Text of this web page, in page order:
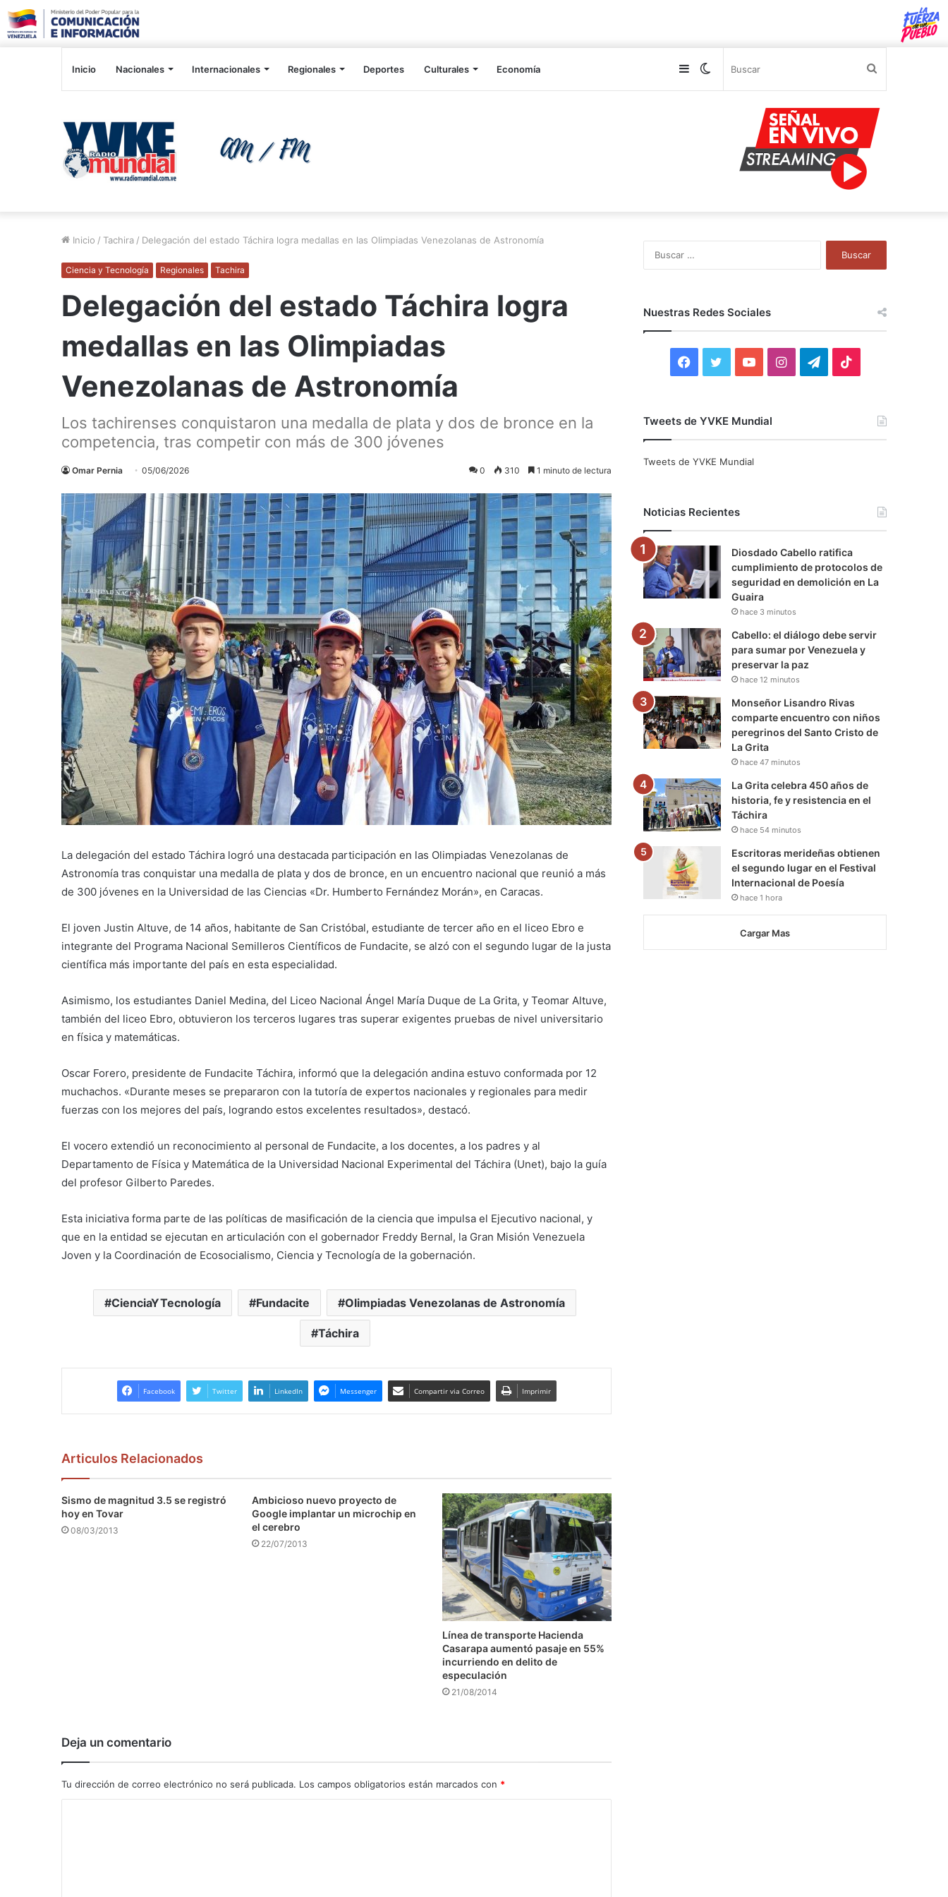
Inicio Nacionales Internacionales Regionales Deportes Culturales Economía Switch
Sidebar
Inicio / Tachira / Delegación del estado Táchira logra medallas en las Olimpiadas Venezolanas de Astronomía
Ciencia y Tecnología Regionales Tachira
Delegación del estado Táchira logra
medallas en las Olimpiadas
Venezolanas de Astronomía
Los tachirenses conquistaron una medalla de plata y dos de bronce en la
competencia, tras competir con más de 300 jóvenes
Omar Pernia 05/06/2026 0 310 1 minuto de lectura
La delegación del estado Táchira logró una destacada participación en las Olimpiadas Venezolanas de
Astronomía tras conquistar una medalla de plata y dos de bronce, en un encuentro nacional que reunió a más
de 300 jóvenes en la Universidad de las Ciencias «Dr. Humberto Fernández Morán», en Caracas.
El joven Justin Altuve, de 14 años, habitante de San Cristóbal, estudiante de tercer año en el liceo Ebro e
integrante del Programa Nacional Semilleros Científicos de Fundacite, se alzó con el segundo lugar de la justa
científica más importante del país en esta especialidad.
Asimismo, los estudiantes Daniel Medina, del Liceo Nacional Ángel María Duque de La Grita, y Teomar Altuve,
también del liceo Ebro, obtuvieron los terceros lugares tras superar exigentes pruebas de nivel universitario
en física y matemáticas.
Oscar Forero, presidente de Fundacite Táchira, informó que la delegación andina estuvo conformada por 12
muchachos. «Durante meses se prepararon con la tutoría de expertos nacionales y regionales para medir
fuerzas con los mejores del país, logrando estos excelentes resultados», destacó.
El vocero extendió un reconocimiento al personal de Fundacite, a los docentes, a los padres y al
Departamento de Física y Matemática de la Universidad Nacional Experimental del Táchira (Unet), bajo la guía
del profesor Gilberto Paredes.
Esta iniciativa forma parte de las políticas de masificación de la ciencia que impulsa el Ejecutivo nacional, y
que en la entidad se ejecutan en articulación con el gobernador Freddy Bernal, la Gran Misión Venezuela
Joven y la Coordinación de Ecosocialismo, Ciencia y Tecnología de la gobernación.
CienciaYTecnología Fundacite Olimpiadas Venezolanas de Astronomía
Táchira
Facebook Twitter LinkedIn Messenger Compartir via Correo Imprimir
Articulos Relacionados
Sismo de magnitud 3.5 se registró
hoy en Tovar
08/03/2013
Ambicioso nuevo proyecto de
Google implantar un microchip en
el cerebro
22/07/2013
Línea de transporte Hacienda
Casarapa aumentó pasaje en 55%
incurriendo en delito de
especulación
21/08/2014
Deja un comentario
Tu dirección de correo electrónico no será publicada. Los campos obligatorios están marcados con *
Nuestras Redes Sociales
F
c
o
k
i
r
Y
u
e
I
r
a
m
T
a
m
Tweets de YVKE Mundial
Tweets de YVKE Mundial
Noticias Recientes
Diosdado Cabello ratifica
cumplimiento de protocolos de
seguridad en demolición en La
Guaira
hace 3 minutos
Cabello: el diálogo debe servir
para sumar por Venezuela y
preservar la paz
hace 12 minutos
Monseñor Lisandro Rivas
comparte encuentro con niños
peregrinos del Santo Cristo de
La Grita
hace 47 minutos
La Grita celebra 450 años de
historia, fe y resistencia en el
Táchira
hace 54 minutos
Escritoras merideñas obtienen
el segundo lugar en el Festival
Internacional de Poesía
hace 1 hora
Cargar Mas